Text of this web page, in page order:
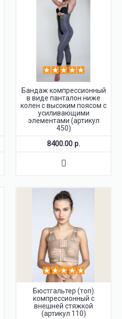
Бандаж компрессионный
в виде панталон ниже
колен с высоким поясом с
усиливающими
элементами (артикул
450)
8400.00 р.
Бюстгальтер (топ)
компрессионный с
внешней стяжкой
(артикул 110)